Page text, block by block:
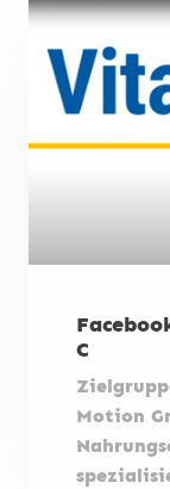
C
Motion